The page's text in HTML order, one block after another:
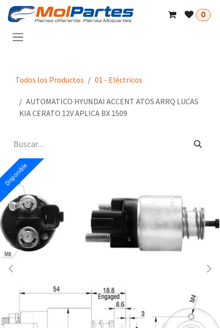
Ir al contenido
0
Todos los Productos 01 - Eléctricos
AUTOMATICO HYUNDAI ACCENT ATOS ARRQ LUCAS
KIA CERATO 12V APLICA BX 1509
Disponible
Disponible